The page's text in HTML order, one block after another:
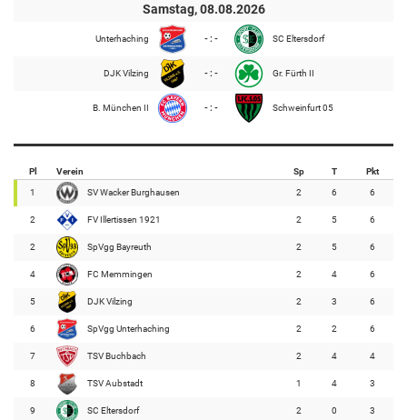
Samstag, 08.08.2026
Unterhaching - : - SC Eltersdorf
DJK Vilzing - : - Gr. Fürth II
B. München II - : - Schweinfurt 05
Pl Verein Sp T Pkt
1 SV Wacker Burghausen 2 6 6
2 FV Illertissen 1921 2 5 6
2 SpVgg Bayreuth 2 5 6
4 FC Memmingen 2 4 6
5 DJK Vilzing 2 3 6
6 SpVgg Unterhaching 2 2 6
7 TSV Buchbach 2 4 4
8 TSV Aubstadt 1 4 3
9 SC Eltersdorf 2 0 3